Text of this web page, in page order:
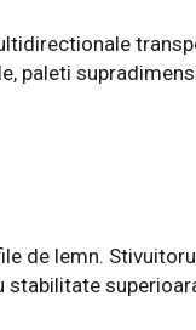
paleti
de lemn.
stabilitate